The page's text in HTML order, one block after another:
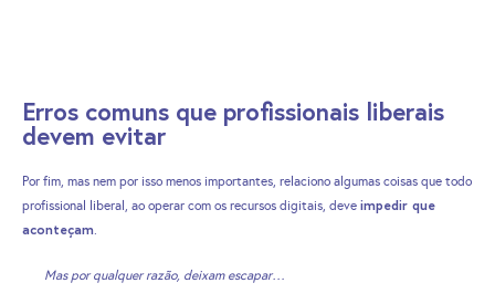
Erros comuns que profissionais liberais
devem evitar
Por fim, mas nem por isso menos importantes, relaciono algumas coisas que todo
profissional liberal, ao operar com os recursos digitais, deve impedir que
aconteçam.
Mas por qualquer razão, deixam escapar…